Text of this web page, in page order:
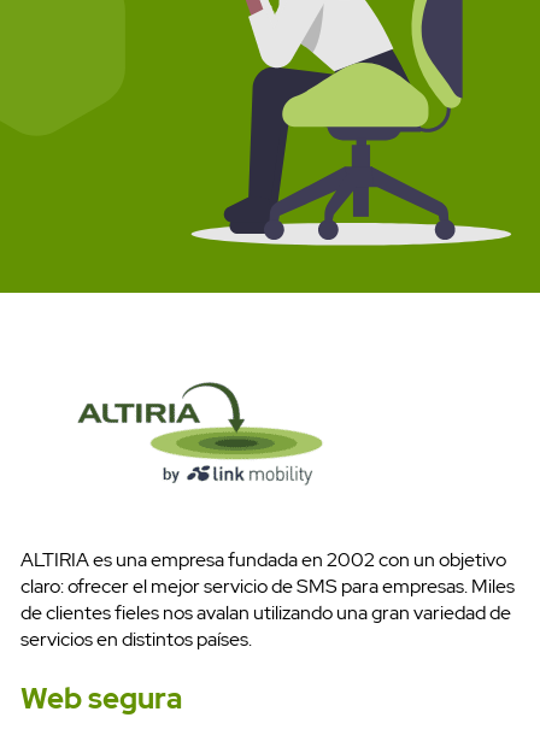
ALTIRIA es una empresa fundada en 2002 con un objetivo
claro: ofrecer el mejor servicio de SMS para empresas. Miles
de clientes fieles nos avalan utilizando una gran variedad de
servicios en distintos países.
Web segura